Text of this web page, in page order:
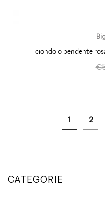
ciondolo pendente
€
1 2
CATEGORIE